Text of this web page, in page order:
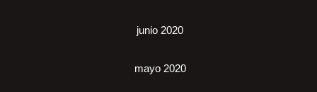
junio 2020
mayo 2020